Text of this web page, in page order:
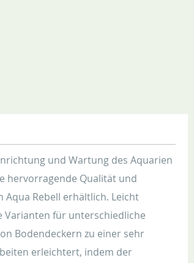
und Wartung des Aquarien
hervorragende Qualität und
Rebell erhältlich. Leicht
Varianten für unterschiedliche
Bodendeckern zu einer sehr
erleichtert, indem der